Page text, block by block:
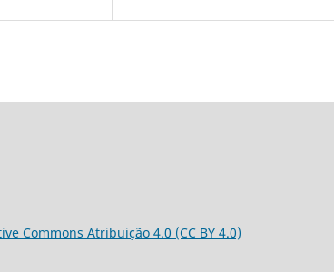
Commons Atribuição 4.0 (CC BY 4.0)